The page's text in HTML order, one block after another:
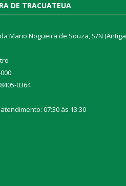
DE TRACUATEUA
Mario Nogueira de Souza, S/N (Antiga
0364
07:30 às 13:30